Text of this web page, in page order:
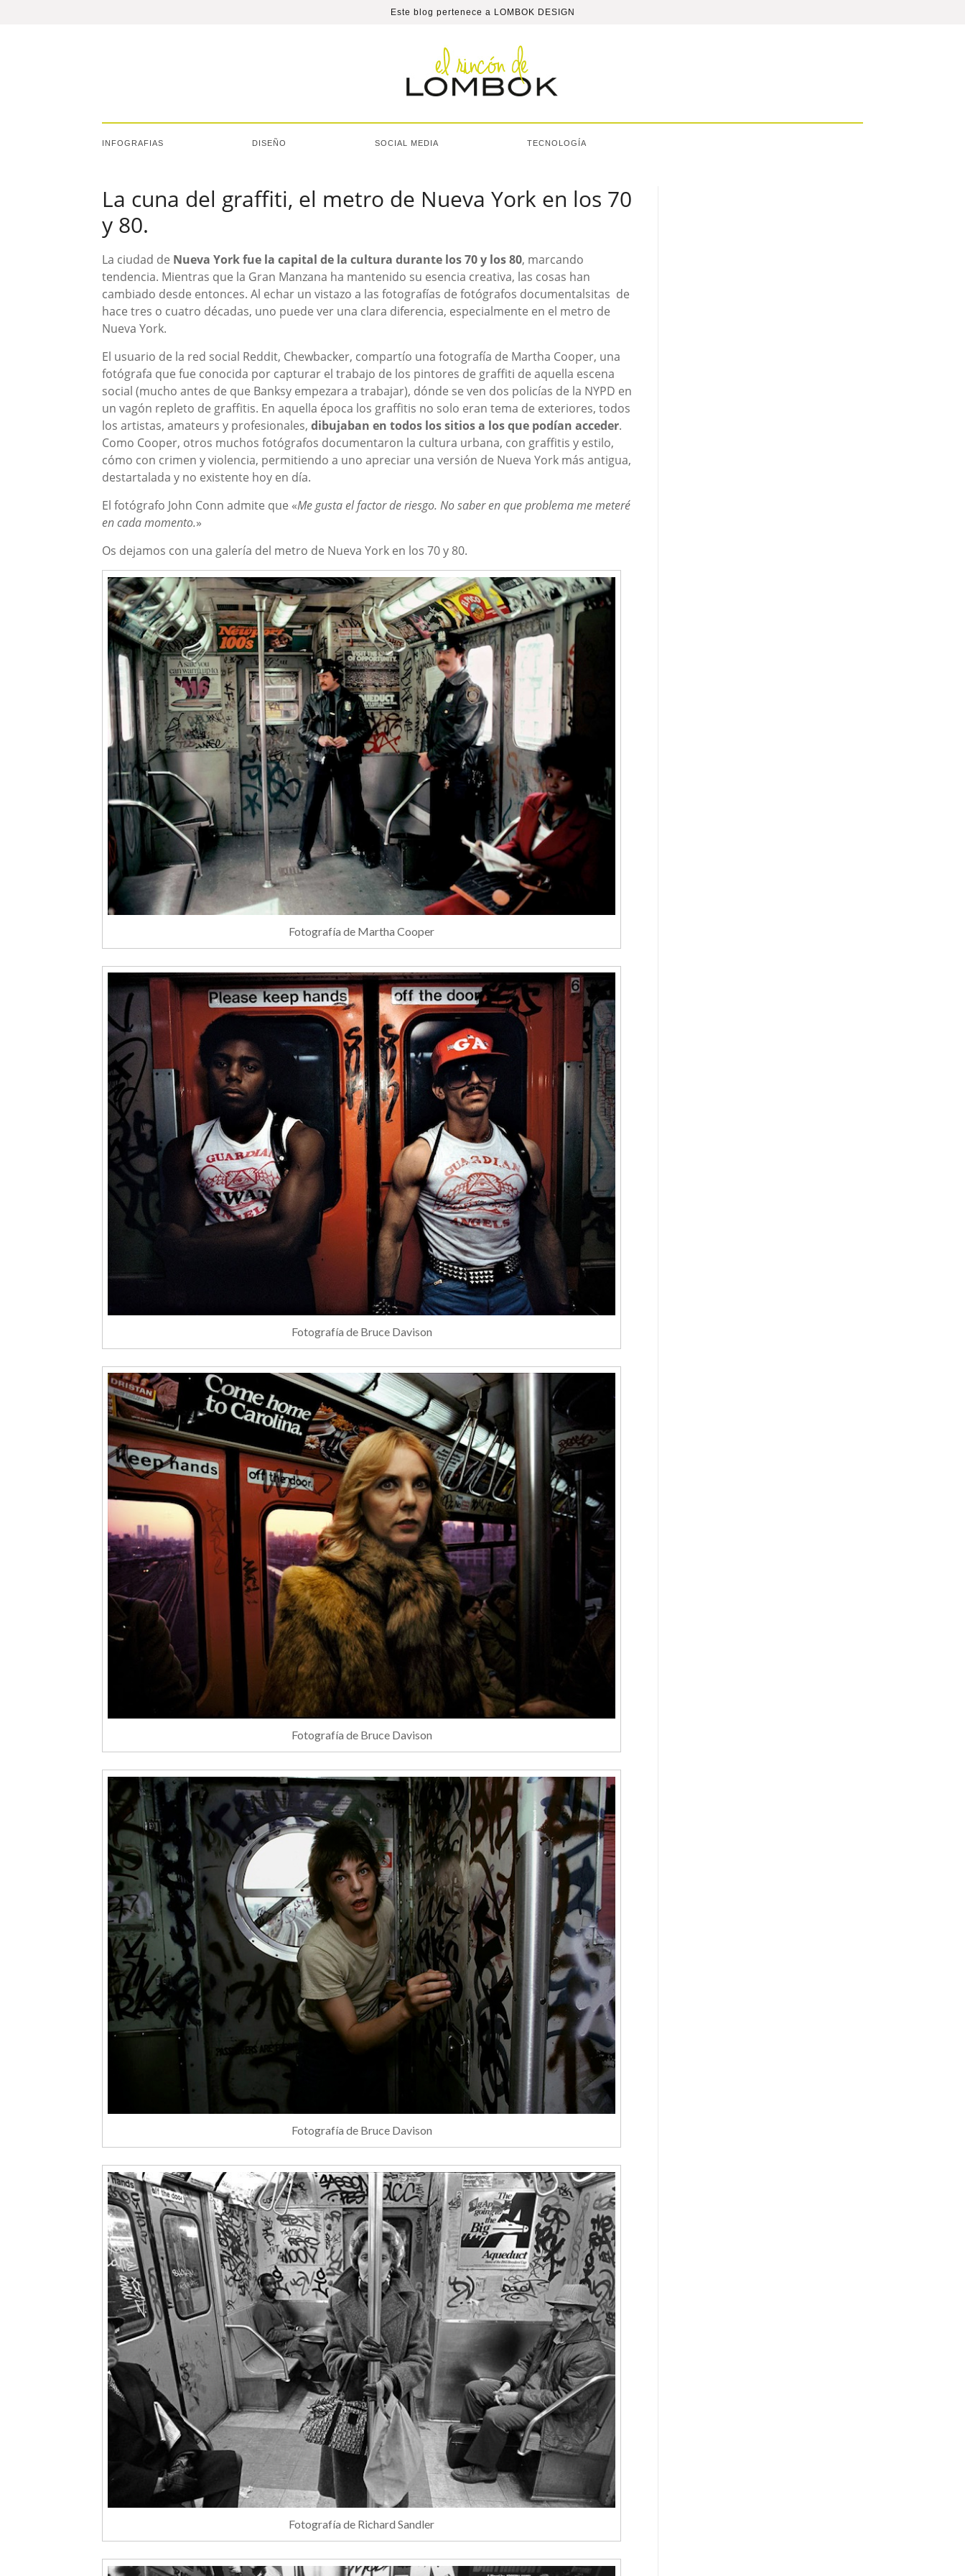
Este blog pertenece a LOMBOK DESIGN
INFOGRAFIAS DISEÑO SOCIAL MEDIA TECNOLOGÍA
La cuna del graffiti, el metro de Nueva York en los 70
y 80.
La ciudad de Nueva York fue la capital de la cultura durante los 70 y los 80, marcando
tendencia. Mientras que la Gran Manzana ha mantenido su esencia creativa, las cosas han
cambiado desde entonces. Al echar un vistazo a las fotografías de fotógrafos documentalsitas de
hace tres o cuatro décadas, uno puede ver una clara diferencia, especialmente en el metro de
Nueva York.
El usuario de la red social Reddit, Chewbacker, compartío una fotografía de Martha Cooper, una
fotógrafa que fue conocida por capturar el trabajo de los pintores de graffiti de aquella escena
social (mucho antes de que Banksy empezara a trabajar), dónde se ven dos policías de la NYPD en
un vagón repleto de graffitis. En aquella época los graffitis no solo eran tema de exteriores, todos
los artistas, amateurs y profesionales, dibujaban en todos los sitios a los que podían acceder.
Como Cooper, otros muchos fotógrafos documentaron la cultura urbana, con graffitis y estilo,
cómo con crimen y violencia, permitiendo a uno apreciar una versión de Nueva York más antigua,
destartalada y no existente hoy en día.
El fotógrafo John Conn admite que «Me gusta el factor de riesgo. No saber en que problema me meteré
en cada momento.»
Os dejamos con una galería del metro de Nueva York en los 70 y 80.
Fotografía de Martha Cooper
Fotografía de Bruce Davison
Fotografía de Bruce Davison
Fotografía de Bruce Davison
Fotografía de Richard Sandler